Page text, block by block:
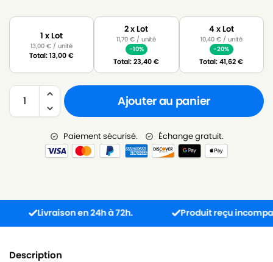
1 x Lot
13,00€ / unité
Total:13,00€
2 x Lot
11,70€ / unité
-10%
Total:23,40€
4 x Lot
10,40 €/ unité
-20%
Total:41,62€
Ajouter au panier
Paiement sécurisé. Échange gratuit.
Livraison en 24h à 72h. Produit reçu
Description